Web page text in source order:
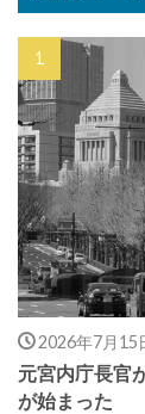
2026年7月15
元宮内庁長官
が始まった